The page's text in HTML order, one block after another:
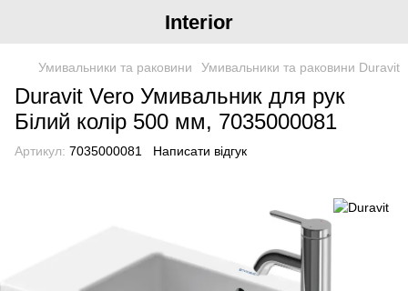
Interior
Умивальники та раковини Умивальники та раковини Duravit
Duravit Vero Умивальник для рук
Білий колір 500 мм, 7035000081
Артикул: 7035000081 Написати відгук